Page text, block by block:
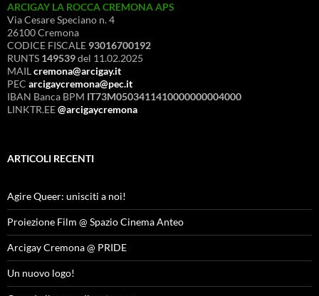
ARCIGAY LA ROCCA CREMONA APS
Via Cesare Speciano n. 4
26100 Cremona
CODICE FISCALE 93016700192
RUNTS 149539del 11.02.2025
MAIL cremona@arcigay.it
PEC arcigaycremona@pec.it
IBAN Banca BPM IT73M0503411410000000004000
LINKTR.EE@arcigaycremona
ARTICOLI RECENTI
Agire Queer: unisciti a noi!
Proiezione Film @ Spazio Cinema Anteo
Arcigay Cremona @ PRIDE
Un nuovo logo!